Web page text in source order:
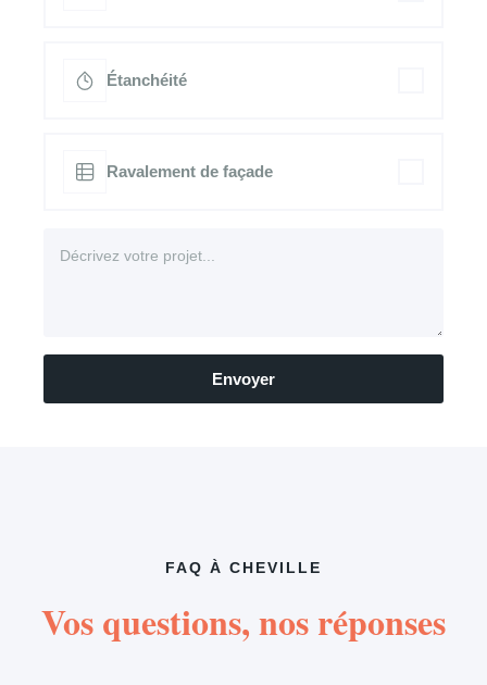
Étanchéité
Ravalement de façade
Envoyer
FAQ À CHEVILLE
Vos questions, nos réponses